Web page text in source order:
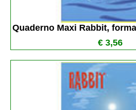
Quaderno Maxi Rabbit,
€ 3,56